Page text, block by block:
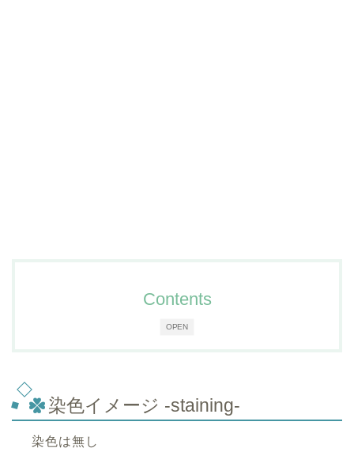
OPEN
Contents
染色イメージ -staining-
染色は無し